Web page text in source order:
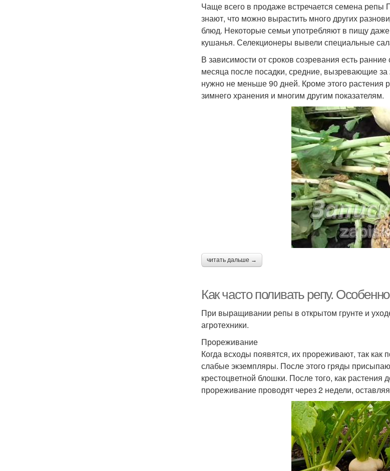
Чаще всего в продаже встречается семена репы
знают, что можно вырастить много других
блюд. Некоторые семьи употребляют в пищу
кушанья. Селекционеры вывели специальные
В зависимости от сроков созревания есть
месяца после посадки, средние, вызревающие
нужно не меньше 90 дней. Кроме этого растения
зимнего хранения и многим другим показателям.
читать дальше →
Как часто поливать репу.
При выращивании репы в открытом грунте и
агротехники.
Прореживание
Когда всходы появятся, их прореживают, так
слабые экземпляры. После этого гряды
крестоцветной блошки. После того, как
прореживание проводят через 2 недели,